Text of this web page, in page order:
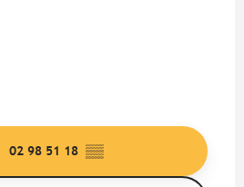
02 98 51 18 ▒▒